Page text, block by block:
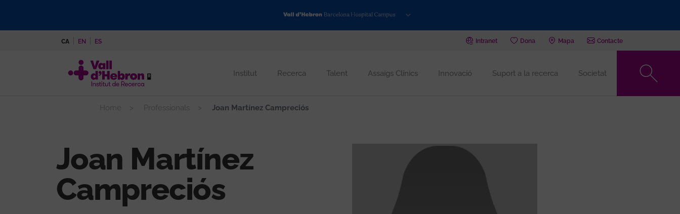
CA EN ES Intranet Dona Mapa Contacte
Institut Recerca Talent Assaigs Clínics Innovació Suport a la recerca Societat
Home Professionals Joan Martínez Campreciós
Joan Martínez
Campreciós